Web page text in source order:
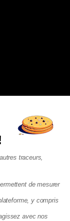
traceurs,
de mesurer
y compris
avec nos